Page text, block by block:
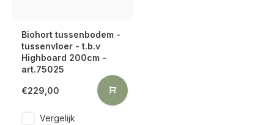
Biohort tussenbodem -
tussenvloer - t.b.v
Highboard 200cm -
art.75025
€229,00
Vergelijk